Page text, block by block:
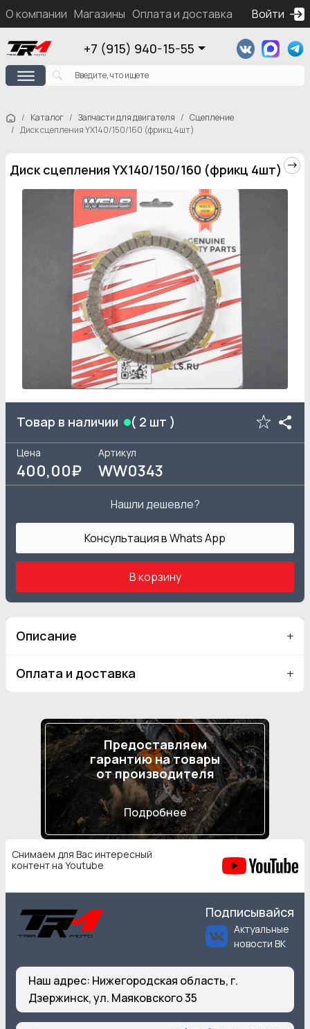
О компании Магазины Оплата и доставка Контакты
Войти
+7 (915) 940-15-55
Каталог Запчасти для двигателя
Сцепление
Диск сцепления YX140/150/160 (фрикц 4шт)
Диск сцепления YX140/150/160 (фрикц 4шт)
Товар в наличии ( 2 шт )
Цена
400,00₽
Артикул
WW0343
Нашли дешевле?
Консультация в Whats App
В корзину
Описание
Оплата и доставка
Предоставляем
гарантию на товары
от производителя
Подробнее
Снимаем для Вас интересный
контент на Youtube
Подписывайся
Актуальные
новости ВК
Наш адрес: Нижегородская область, г.
Дзержинск, ул. Маяковского 35